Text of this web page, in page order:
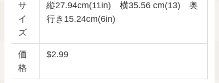
サ
イ
ズ
縦27.94cm(11in) 横35.56 cm(13) 奥
行き15.24cm(6in)
価
格
$2.99